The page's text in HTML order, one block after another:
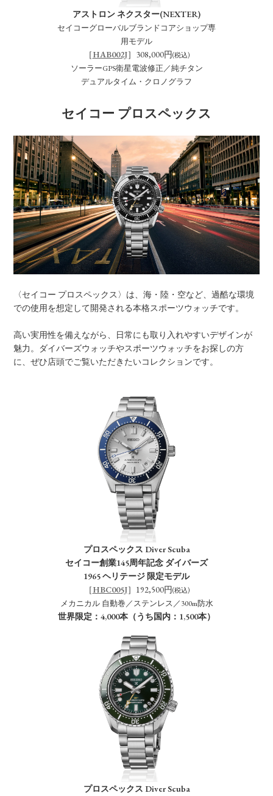
アストロン ネクスター(NEXTER)
セイコーグローバルブランドコアショップ専
用モデル
［HAB002J］308,000円(税込)
ソーラーGPS衛星電波修正／純チタン
デュアルタイム・クロノグラフ
セイコー プロスペックス
〈セイコー プロスペックス〉は、海・陸・空など、過酷な環境
での使用を想定して開発される本格スポーツウォッチです。
高い実用性を備えながら、日常にも取り入れやすいデザインが
魅力。ダイバーズウォッチやスポーツウォッチをお探しの方
に、ぜひ店頭でご覧いただきたいコレクションです。
プロスペックス Diver Scuba
セイコー創業145周年記念 ダイバーズ
1965 ヘリテージ 限定モデル
［HBC005J］192,500円(税込)
メカニカル 自動巻／ステンレス／300m防水
世界限定：4,000本（うち国内：1,500本）
プロスペックス Diver Scuba